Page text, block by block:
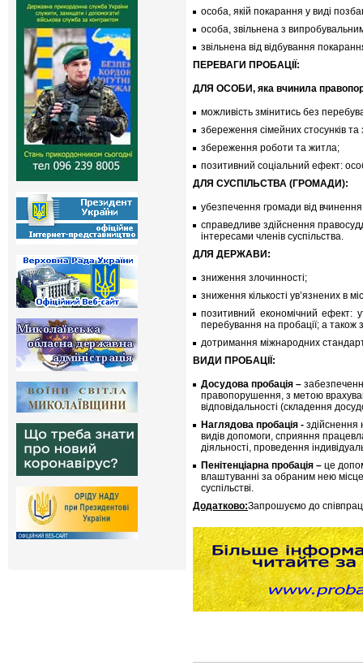
особа, якій покарання у виді
особа, звільнена з
звільнена від відбування
ПЕРЕВАГИ ПРОБАЦІЇ:
ДЛЯ ОСОБИ, яка вчинила
можливість змінитись без
збереження сімейних стосунків та
збереження роботи та житла;
позитивний соціальний ефект:
ДЛЯ СУСПІЛЬСТВА (ГРОМАДИ):
убезпечення громади від
справедливе здійснення
інтересами членів суспільства.
ДЛЯ ДЕРЖАВИ:
зниження злочинності;
зниження кількості ув’язнених в
позитивний економічний ефект:
перебування на пробації; а також
дотримання міжнародних
ВИДИ ПРОБАЦІЇ:
Досудова пробація –
правопорушення, з метою
відповідальності (складення
Наглядова пробація - здійснення
видів допомоги, сприяння
діяльності, проведення
Пенітенціарна пробація – це
влаштуванні за обраним нею
суспільстві.
Додатково:Запрошуємо до